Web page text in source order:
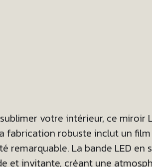
votre intérieur, ce miroir
fabrication robuste inclut un
remarquable. La bande LED en
et invitante, créant une